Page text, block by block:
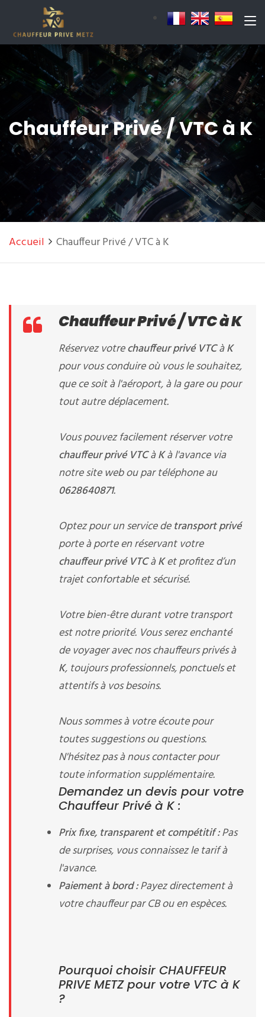
Chauffeur Privé / VTC à K
Accueil Chauffeur Privé / VTC à K
Chauffeur Privé / VTC à K
Réservez votrechauffeur privé VTCàK
pour vous conduire où vous le souhaitez,
que ce soit à l'aéroport, à la gare ou pour
tout autre déplacement.
Vous pouvez facilement réserver votre
chauffeur privé VTCàKà l'avance via
notre site web ou par téléphone au
0628640871.
Optez pour un service detransport privé
porte à porte en réservant votre
chauffeur privé VTCàKet profitez d’un
trajet confortable et sécurisé.
Votre bien-être durant votre transport
est notre priorité. Vous serez enchanté
de voyager avec nos chauffeurs privés à
K, toujours professionnels, ponctuels et
attentifs à vos besoins.
Nous sommes à votre écoute pour
toutes suggestions ou questions.
N'hésitez pas à nous contacter pour
toute information supplémentaire.
Demandez un devis pour votre
Chauffeur Privé à K :
Prix fixe, transparent et compétitif :Pas
de surprises, vous connaissez le tarif à
l'avance.
Paiement à bord :Payez directement à
votre chauffeur par CB ou en espèces.
Pourquoi choisir CHAUFFEUR
PRIVE METZ pour votre VTC à K
?